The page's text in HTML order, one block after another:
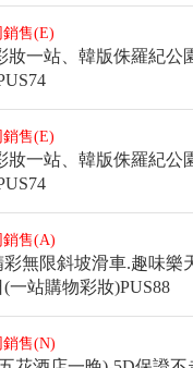
售(E)
妝一站、韓版侏羅紀公
售(E)
妝一站、韓版侏羅紀公
售(A)
無限斜坡滑車.趣味樂
一站購物彩妝)PUS88
售(N)